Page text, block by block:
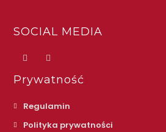
SOCIAL MEDIA
Prywatność
Regulamin
Polityka prywatności